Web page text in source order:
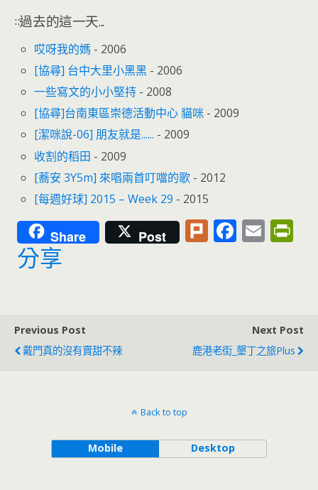
::過去的這一天...
哎呀我的媽 - 2006
[協尋] 台中大里小黑黑 - 2006
一些寫文的小小堅持 - 2008
[協尋]台南東區崇德活動中心 貓咪 - 2009
[潔咪說-06] 朋友就是...... - 2009
收割的稻田 - 2009
[蕎安 3Y5m] 來唱兩首叮噹的歌 - 2012
[每週好球] 2015 – Week 29 - 2015
Share Post Pl F
o
E
e
n
分享
Previous Post
戴門真的沒有賣甜不辣
Next Post
鹿港老街_墾丁之旅Plus
Back to top
Mobile Desktop